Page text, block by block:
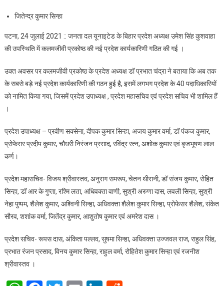
जितेन्द्र कुमार सिन्हा
पटना, 24 जुलाई 2021 :: जनता दल यूनाइटेड के बिहार प्रदेश अध्यक्ष उमेश सिंह कुशवाहा
की उपस्थिति में कलमजीवी प्रकोष्ठ की नई प्रदेश कार्यकारिणी गठित की गई ।
उक्त अवसर पर कलमजीवी प्रकोष्ठ के प्रदेश अध्यक्ष डॉ प्रभात चंद्रा ने बताया कि अब तक
के सबसे बड़े नई प्रदेश कार्यकारिणी की गठन हुई है, इसमें लगभग प्रदेश के 40 पदाधिकारियों
को नामित किया गया, जिसमें प्रदेश उपाध्यक्ष , प्रदेश महासचिव एवं प्रदेश सचिव भी शामिल हैं
।
प्रदेश उपाध्यक्ष – प्रवीण सक्सेना, दीपक कुमार सिन्हा, अजय कुमार वर्मा, डॉ पंकज कुमार,
प्रोफेसर प्रदीप कुमार, चौधरी निरंजन प्रसाद, रविंद्र रत्न, अशोक कुमार एवं बृजभूषण लाल
कर्ण।
प्रदेश महासचिव- विजय श्रीवास्तव, अनुराग समरूप, चेतन थीरानी, डॉ संजय कुमार, रोहित
सिन्हा, डॉ आर के गुप्ता, रश्मि लता, अधिवक्ता वाणी, सुश्री अरुणा दास, लवली सिन्हा, सुश्री
नेहा पुष्पम, शैलेश कुमार, अश्विनी सिन्हा, अधिवक्ता शैलेश कुमार सिन्हा, प्रोफेसर शैलेश, संकेत
सौरव, शशांक वर्मा, जितेंद्र कुमार, आशुतोष कुमार एवं अमरेश दास ।
प्रदेश सचिव- रूपस दास, अंकिता पल्लव, सुषमा सिन्हा, अधिवक्ता उज्जवल राज, राहुल सिंह,
प्रभात रंजन प्रसाद, विनय कुमार सिन्हा, राहुल वर्मा, रोहितेश कुमार सिन्हा एवं रजनीश
श्रीवास्तव ।